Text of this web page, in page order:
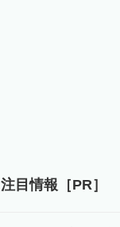
注目情報［PR］